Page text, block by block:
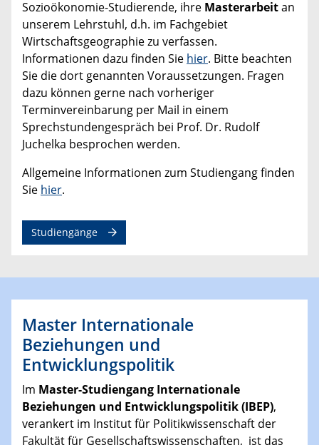
Sozioökonomie-Studierende, ihre Masterarbeitan
unserem Lehrstuhl, d.h. im Fachgebiet
Wirtschaftsgeographie zu verfassen.
Informationen dazu finden Sie hier. Bitte beachten
Sie die dort genannten Voraussetzungen. Fragen
dazu können gerne nach vorheriger
Terminvereinbarung per Mail in einem
Sprechstundengespräch bei Prof. Dr. Rudolf
Juchelka besprochen werden.
Allgemeine Informationen zum Studiengang finden
Sie hier.
Studiengänge
Master Internationale
Beziehungen und
Entwicklungspolitik
Im Master-Studiengang Internationale
Beziehungen und Entwicklungspolitik (IBEP),
verankert im Institut für Politikwissenschaft der
Fakultät für Gesellschaftswissenschaften, ist das